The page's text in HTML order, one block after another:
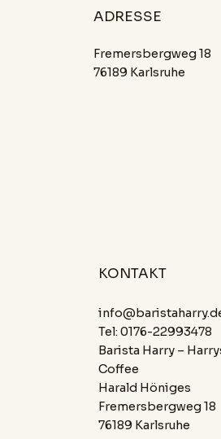
ADRESSE
Fremersbergweg 18
76189 Karlsruhe
KONTAKT
Tel: 0176-22993478
Barista Harry –
Coffee
Harald Höniges
Fremersbergweg 18
76189 Karlsruhe